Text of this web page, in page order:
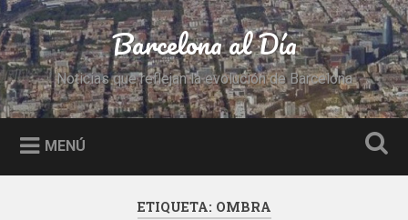
Saltar
al
contenido
Buscar Barcelona al Día
Noticias que reflejan la evolución de Barcelona
MENÚ
ETIQUETA: OMBRA